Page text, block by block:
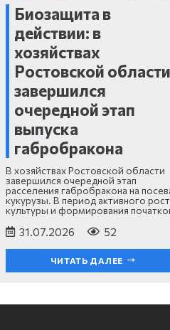
Биозащита в
действии: в
хозяйствах
Ростовской области
завершился
очередной этап
выпуска
габробракона
В хозяйствах Ростовской области
завершился очередной этап
расселения габробракона на
кукурузы. В период активного
культуры и формирования
31.07.2026 52
ЧИТАТЬ ДАЛЕЕ